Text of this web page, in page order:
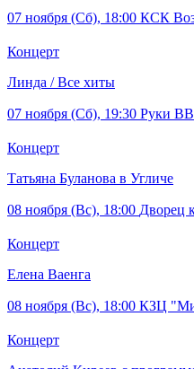
07 ноября (Сб), 18:00 КСК
Концерт
Линда / Все хиты
07 ноября (Сб), 19:30 Руки
Концерт
Татьяна Буланова в Угличе
08 ноября (Вс), 18:00 Дворец
Концерт
Елена Ваенга
08 ноября (Вс), 18:00 КЗЦ
Концерт